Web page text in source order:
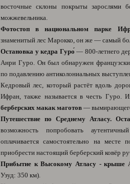
восточные склоны покрыты зарослями
можжевельника.
Фотостоп в национальном парке
знаменитый лес Марокко, он же — самый
Остановка у кедра Гуро́ — 800-летнего
Анри Гуро. Он был обнаружен
по подавлению антиколониальных
Кедровый лес, который растёт вдоль
Ифран, также называется в честь Гуро.
берберских макак маготов —
Путешествие по Среднему Атласу.
возможность попробовать
оплачивается самостоятельно на
приобрести настоящий берберский ковёр
Прибытие к Высокому Атласу - крыше
Узуд: 350 км).